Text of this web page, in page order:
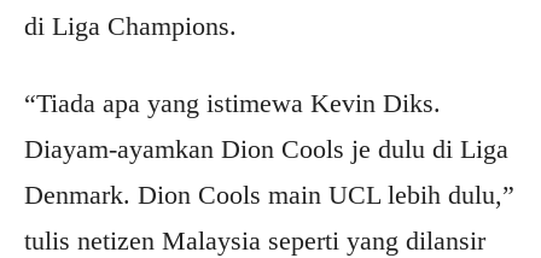
di Liga Champions.
“Tiada apa yang istimewa Kevin Diks.
Diayam-ayamkan Dion Cools je dulu di Liga
Denmark. Dion Cools main UCL lebih dulu,”
tulis netizen Malaysia seperti yang dilansir